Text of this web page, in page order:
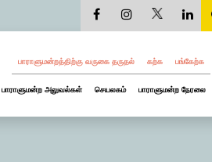
பாராளுமன்றத்திற்கு வருகை தருதல் கற்க பங்கேற்க
பாராளுமன்ற அலுவல்கள் செயலகம் பாராளுமன்ற நேரலை